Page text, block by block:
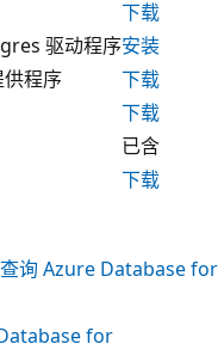
下载
驱动程序安装
供程序
下载
下载
已含
下载
询 Azure Database for
for